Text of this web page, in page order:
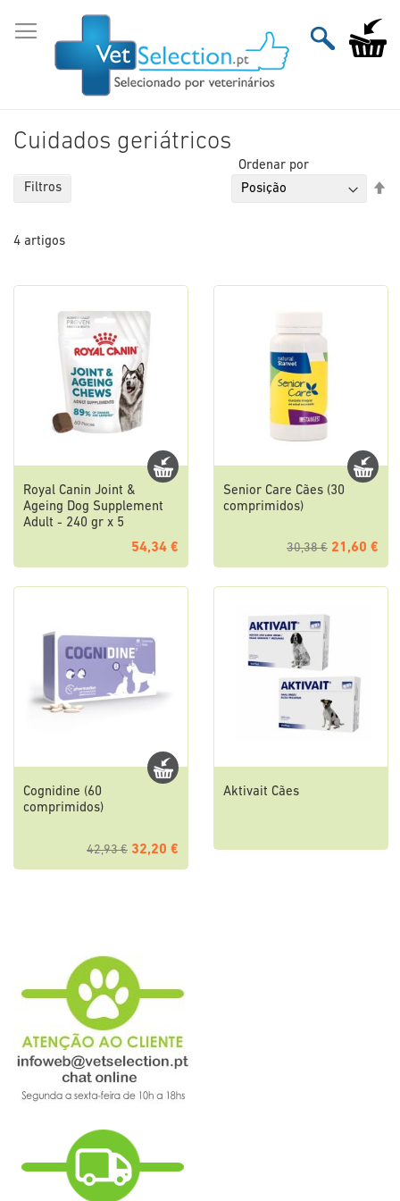
para
Conteúdo
O Meu
Cuidados geriátricos
4 artigos
Ordenar por
Royal Canin Joint &
Ageing Dog Supplement
Adult - 240 gr x 5
54,34 €
Senior Care Cães (30
comprimidos)
30,38 € 21,60 €
Cognidine (60
comprimidos)
42,93 € 32,20 €
Aktivait Cães
Filtros